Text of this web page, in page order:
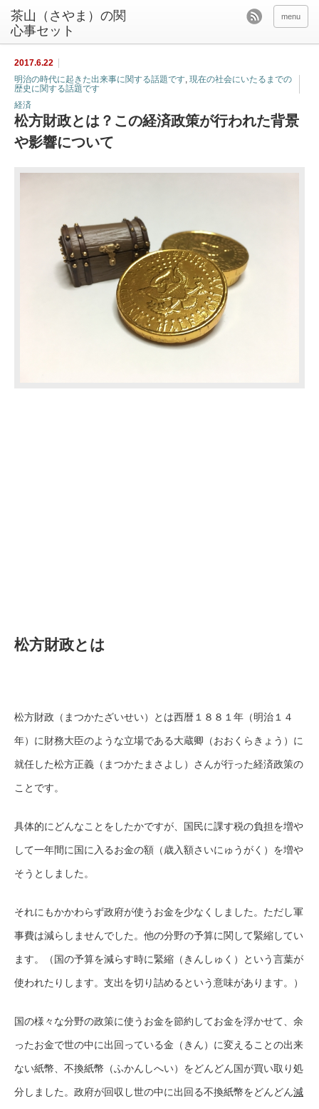
茶山（さやま）の関
心事セット
menu
2017.6.22
明治の時代に起きた出来事に関する話題です, 現在の社会にいたるまでの
歴史に関する話題です
経済
松方財政とは？この経済政策が行われた背景
や影響について
松方財政とは
松方財政（まつかたざいせい）とは西暦１８８１年（明治１４
年）に財務大臣のような立場である大蔵卿（おおくらきょう）に
就任した松方正義（まつかたまさよし）さんが行った経済政策の
ことです。
具体的にどんなことをしたかですが、国民に課す税の負担を増や
して一年間に国に入るお金の額（歳入額さいにゅうがく）を増や
そうとしました。
それにもかかわらず政府が使うお金を少なくしました。ただし軍
事費は減らしませんでした。他の分野の予算に関して緊縮してい
ます。（国の予算を減らす時に緊縮（きんしゅく）という言葉が
使われたりします。支出を切り詰めるという意味があります。）
国の様々な分野の政策に使うお金を節約してお金を浮かせて、余
ったお金で世の中に出回っている金（きん）に変えることの出来
ない紙幣、不換紙幣（ふかんしへい）をどんどん国が買い取り処
分しました。政府が回収し世の中に出回る不換紙幣をどんどん減